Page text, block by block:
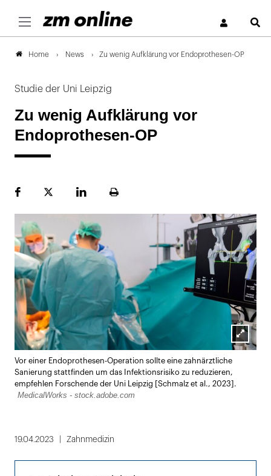
Home News Zu wenig Aufklärung vor Endoprothesen-OP
Studie der Uni Leipzig
Zu wenig Aufklärung vor
Endoprothesen-OP
FacebookPlattformLinekdInSeite
Lightbox
öffnen
Vor einer Endoprothesen-Operation sollte eine zahnärztliche
Sanierung stattfinden um das Infektionsrisiko zu reduzieren,
empfehlen Forschende der Uni Leipzig [Schmalz et al., 2023].
MedicalWorks - stock.adobe.com
19.04.2023 Zahnmedizin